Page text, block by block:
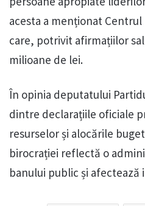
acesta a menționat Centrul
care, potrivit afirmațiilor
milioane de lei.
În opinia deputatului
dintre declarațiile oficiale
resurselor și alocările
birocrației reflectă o
banului public și